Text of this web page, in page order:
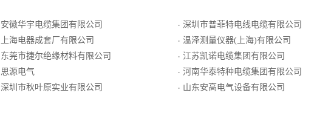
安徽华宇电缆集团有限公司
上海电器成套厂有限公司
东莞市捷尔绝缘材料有限公司
思源电气
深圳市秋叶原实业有限公司
· 深圳市普菲特电线电缆有限公司
· 温泽测量仪器(上海)有限公司
· 江苏凯诺电缆集团有限公司
· 河南华泰特种电缆集团有限公司
· 山东安高电气设备有限公司